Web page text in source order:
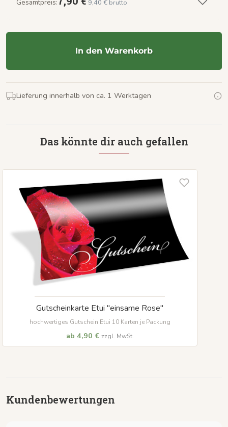
Gesamtpreis: 9,40 € brutto
In den Warenkorb
Lieferung innerhalb von ca. 1 Werktagen
Das könnte dir auch gefallen
Gutscheinkarte Etui "einsame Rose"
hochwertiges Gutschein Etui 10 Karten je Packung
ab 4,90 € zzgl. MwSt.
Kundenbewertungen